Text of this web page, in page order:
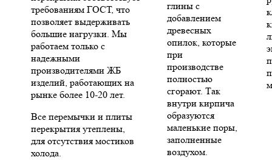
требованиям ГОСТ, что
позволяет выдерживать
большие нагрузки. Мы
работаем только с
надежными
производителями ЖБ
изделий, работающих на
рынке более 10-20 лет.
Все перемычки и плиты
перекрытия утеплены,
для отсутствия мостиков
холода.
глины с
добавлением
древесных
опилок, которые
при
производстве
полностью
сгорают. Так
внутри кирпича
образуются
маленькие поры,
заполненные
воздухом.